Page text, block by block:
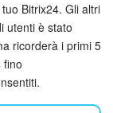
Bitrix24. Gli altri
utenti è stato
ricorderà i primi 5
fino